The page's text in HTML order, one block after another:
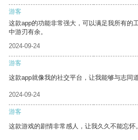
游客
这款app的功能非常强大，可以满足我所有的
中游刃有余。
2024-09-24
游客
这款app就像我的社交平台，让我能够与志同
2024-09-24
游客
这款游戏的剧情非常感人，让我久久不能忘怀。